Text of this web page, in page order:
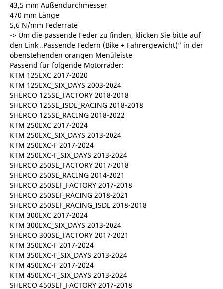
43,5 mm Außendurchmesser
470 mm Länge
5,6 N/mm Federrate
-> Um die passende Feder zu finden, klicken Sie bitte auf
den Link „Passende Federn (Bike + Fahrergewicht)“ in der
obenstehenden orangen Menüleiste
Passend für folgende Motorräder:
KTM 125EXC 2017-2020
KTM 125EXC_SIX_DAYS 2003-2024
SHERCO 125SE_FACTORY 2018-2018
SHERCO 125SE_ISDE_RACING 2018-2018
SHERCO 125SE_RACING 2018-2022
KTM 250EXC 2017-2024
KTM 250EXC_SIX_DAYS 2013-2024
KTM 250EXC-F 2017-2024
KTM 250EXC-F_SIX_DAYS 2013-2024
SHERCO 250SE_FACTORY 2017-2018
SHERCO 250SE_RACING 2014-2021
SHERCO 250SEF_FACTORY 2017-2018
SHERCO 250SEF_RACING 2018-2021
SHERCO 250SEF_RACING_ISDE 2018-2018
KTM 300EXC 2017-2024
KTM 300EXC_SIX_DAYS 2013-2024
SHERCO 300SE_FACTORY 2017-2021
KTM 350EXC-F 2017-2024
KTM 350EXC-F_SIX_DAYS 2013-2024
KTM 450EXC-F 2017-2024
KTM 450EXC-F_SIX_DAYS 2013-2024
SHERCO 450SEF_FACTORY 2017-2018